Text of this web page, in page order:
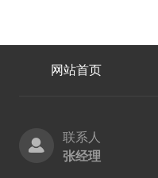
网站首页
联系人
张经理